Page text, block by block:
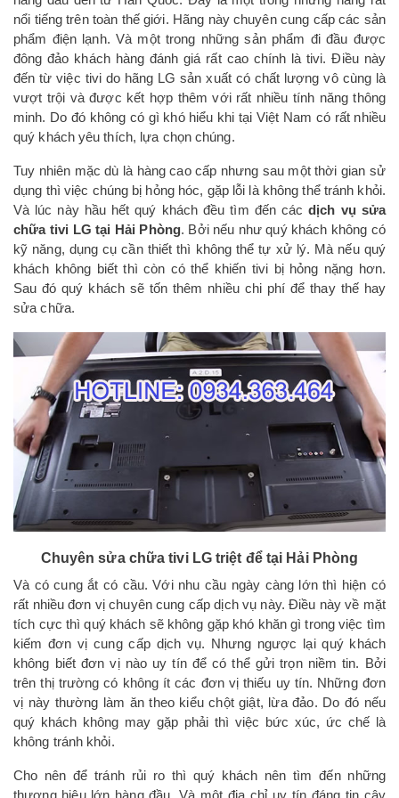
nổi tiếng trên toàn thế giới. Hãng này chuyên cung cấp các sản
phẩm điện lạnh. Và một trong những sản phẩm đi đầu được
đông đảo khách hàng đánh giá rất cao chính là tivi. Điều này
đến từ việc tivi do hãng LG sản xuất có chất lượng vô cùng là
vượt trội và được kết hợp thêm với rất nhiều tính năng thông
minh. Do đó không có gì khó hiểu khi tại Việt Nam có rất nhiều
quý khách yêu thích, lựa chọn chúng.
Tuy nhiên mặc dù là hàng cao cấp nhưng sau một thời gian sử
dụng thì việc chúng bị hỏng hóc, gặp lỗi là không thể tránh khỏi.
Và lúc này hầu hết quý khách đều tìm đến cácdịch vụ sửa
chữa tivi LG tại Hải Phòng. Bởi nếu như quý khách không có
kỹ năng, dụng cụ cần thiết thì không thể tự xử lý. Mà nếu quý
khách không biết thì còn có thể khiến tivi bị hỏng nặng hơn.
Sau đó quý khách sẽ tốn thêm nhiều chi phí để thay thế hay
sửa chữa.
Chuyên sửa chữa tivi LG triệt để tại Hải Phòng
Và có cung ắt có cầu. Với nhu cầu ngày càng lớn thì hiện có
rất nhiều đơn vị chuyên cung cấp dịch vụ này. Điều này về mặt
tích cực thì quý khách sẽ không gặp khó khăn gì trong việc tìm
kiếm đơn vị cung cấp dịch vụ. Nhưng ngược lại quý khách
không biết đơn vị nào uy tín để có thể gửi trọn niềm tin. Bởi
trên thị trường có không ít các đơn vị thiếu uy tín. Những đơn
vị này thường làm ăn theo kiểu chột giật, lừa đảo. Do đó nếu
quý khách không may gặp phải thì việc bức xúc, ức chế là
không tránh khỏi.
Cho nên để tránh rủi ro thì quý khách nên tìm đến những
thương hiệu lớn hàng đầu. Và một địa chỉ uy tín đáng tin cậy